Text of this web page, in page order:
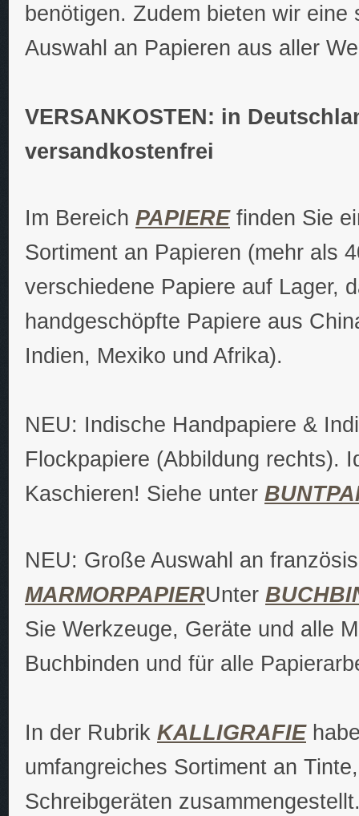
benötigen. Zudem bieten wir eine
Auswahl an Papieren aus aller
VERSANKOSTEN: in
versandkostenfrei
Im Bereich PAPIEREfinden Sie
Sortiment an Papieren (mehr als
verschiedene Papiere auf Lager,
handgeschöpfte Papiere aus
Indien, Mexiko und Afrika).
NEU: Indische Handpapiere &
Flockpapiere (Abbildung rechts).
Kaschieren! Siehe unter
NEU: Große Auswahl an
MARMORPAPIERUnter
Sie Werkzeuge, Geräte und alle
Buchbinden und für alle
In der Rubrik KALLIGRAFIE
umfangreiches Sortiment an
Schreibgeräten